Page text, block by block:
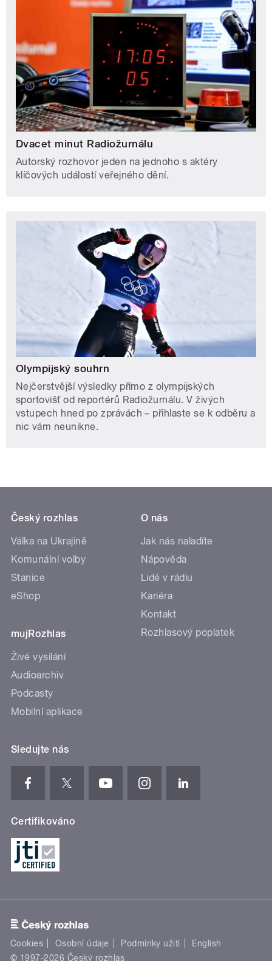
Dvacet minut Radiožurnálu
Autorský rozhovor jeden na jednoho s aktéry
klíčových událostí veřejného dění.
Olympijský souhrn
Nejčerstvější výsledky přímo z olympijských
sportovišť od reportérů Radiožurnálu. V živých
vstupech hned po zprávách – přihlaste se k odběru a
nic vám neunikne.
Český rozhlas
Válka na Ukrajině
Komunální volby
Stanice
eShop
mujRozhlas
Živé vysílání
Audioarchiv
Podcasty
Mobilní aplikace
O nás
Jak nás naladíte
Nápověda
Lidé v rádiu
Kariéra
Kontakt
Rozhlasový poplatek
Sledujte nás
Certifikováno
Cookies Osobní údaje Podmínky užití
English
© 1997-2026 Český rozhlas